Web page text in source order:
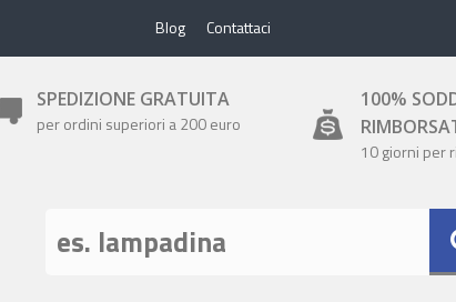
Blog Contattaci
SPEDIZIONE GRATUITA
per ordini superiori a 200 euro
100%
10 giorni per